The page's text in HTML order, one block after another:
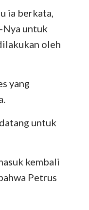
ia berkata,
Nya untuk
oleh
yang
untuk
kembali
Petrus